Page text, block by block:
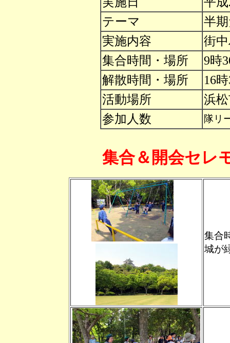
テーマ
半
実施内容
街
集合時間・場所
9時
解散時間・場所
16
活動場所
浜
参加人数
隊リ
集合＆開会セレ
集合
城が